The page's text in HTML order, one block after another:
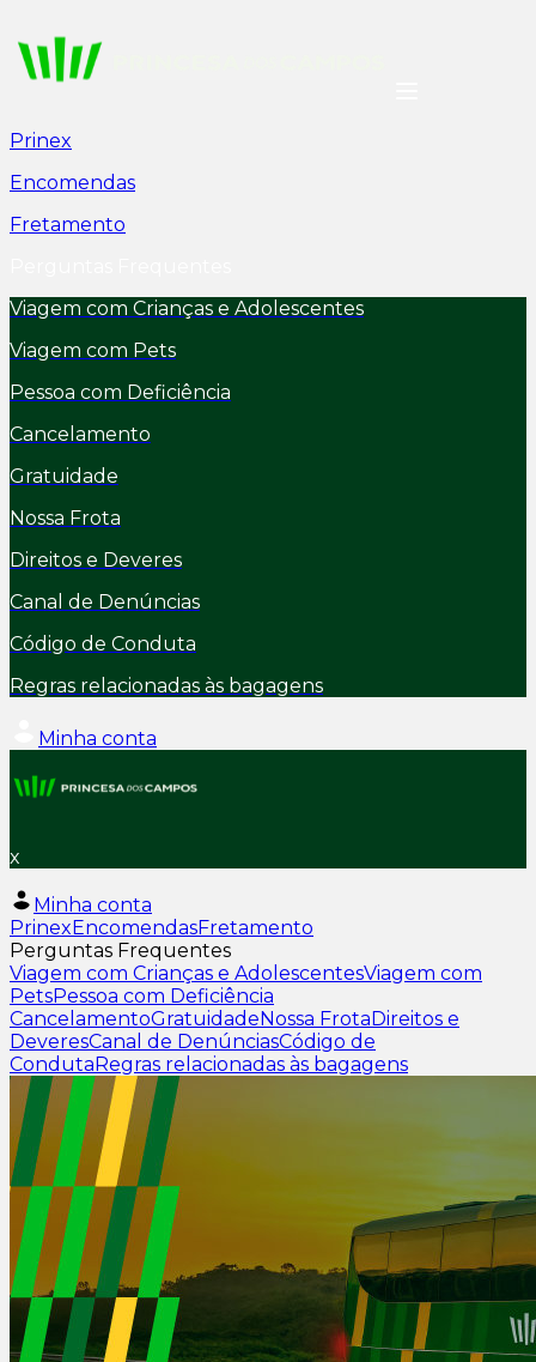
Prinex
Encomendas
Fretamento
Viagem com Crianças e Adolescentes
Viagem com Pets
Pessoa com Deficiência
Cancelamento
Gratuidade
Nossa Frota
Direitos e Deveres
Canal de Denúncias
Código de Conduta
Regras relacionadas às bagagens
Minha conta
x
Minha conta
PrinexEncomendasFretamento
Perguntas Frequentes
Viagem com Crianças e AdolescentesViagem com
PetsPessoa com Deficiência
CancelamentoGratuidadeNossa FrotaDireitos e
DeveresCanal de DenúnciasCódigo de
CondutaRegras relacionadas às bagagens